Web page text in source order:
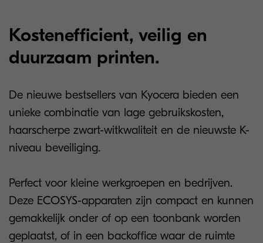
Kostenefficient, veilig en
duurzaam printen.
De nieuwe bestsellers van Kyocera bieden een
unieke combinatie van lage gebruikskosten,
haarscherpe zwart-witkwaliteit en de nieuwste K-
niveau beveiliging.
Perfect voor kleine werkgroepen en bedrijven.
Deze ECOSYS-apparaten zijn compact en kunnen
gemakkelijk onder of op een toonbank worden
geplaatst, of in een backoffice waar de ruimte